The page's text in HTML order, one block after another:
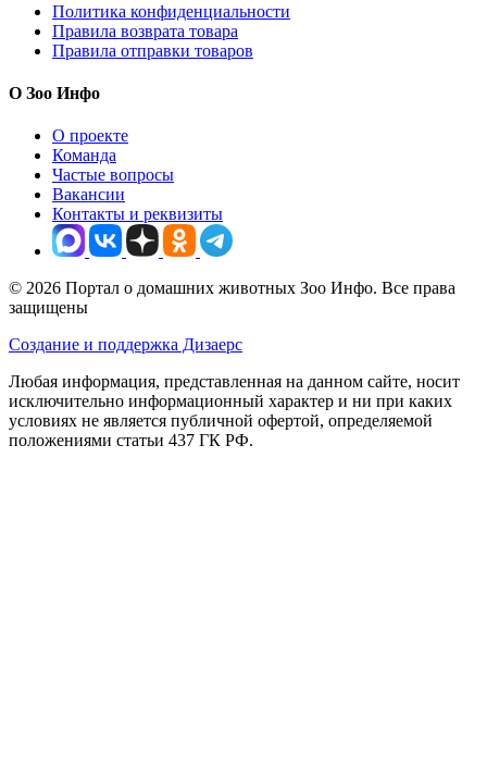
Политика конфиденциальности
Правила возврата товара
Правила отправки товаров
О Зоо Инфо
О проекте
Команда
Частые вопросы
Вакансии
Контакты и реквизиты
© 2026 Портал о домашних животных Зоо Инфо. Все права
защищены
Создание и поддержка Дизаерс
Любая информация, представленная на данном сайте, носит
исключительно информационный характер и ни при каких
условиях не является публичной офертой, определяемой
положениями статьи 437 ГК РФ.